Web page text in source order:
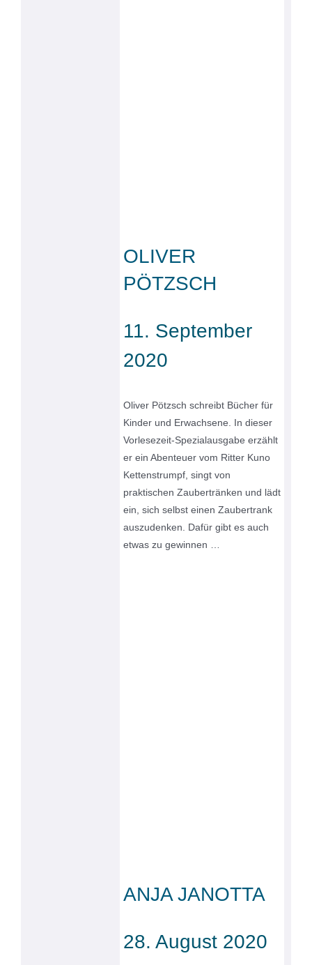
OLIVER
PÖTZSCH
11. September
2020
Oliver Pötzsch schreibt Bücher für
Kinder und Erwachsene. In dieser
Vorlesezeit-Spezialausgabe erzählt
er ein Abenteuer vom Ritter Kuno
Kettenstrumpf, singt von
praktischen Zaubertränken und lädt
ein, sich selbst einen Zaubertrank
auszudenken. Dafür gibt es auch
etwas zu gewinnen …
ANJA JANOTTA
28. August 2020